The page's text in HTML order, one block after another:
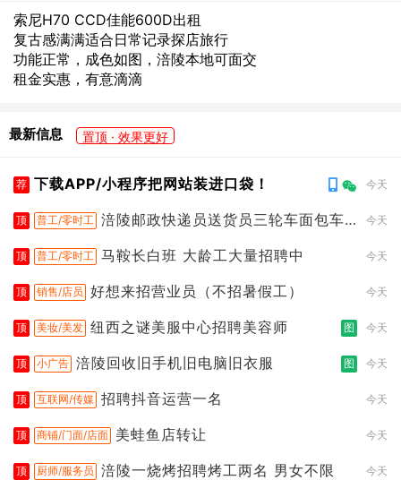
索尼H70 CCD佳能600D出租
复古感满满适合日常记录探店旅行
功能正常，成色如图，涪陵本地可面交
租金实惠，有意滴滴
最新信息 置顶 · 效果更好
荐 下载APP/小程序把网站装进口袋！ 今天
顶 普工/零时工 涪陵邮政快递员送货员三轮车面包车
今天
顶 普工/零时工 马鞍长白班 大龄工大量招聘中 今天
顶 销售/店员 好想来招营业员（不招暑假工） 今天
顶 美妆/美发 纽西之谜美服中心招聘美容师 图 今天
顶 小广告 涪陵回收旧手机旧电脑旧衣服 图 今天
顶 互联网/传媒 招聘抖音运营一名 今天
顶 商铺/门面/店面 美蛙鱼店转让 今天
顶 厨师/服务员 涪陵一烧烤招聘烤工两名 男女不限 今天